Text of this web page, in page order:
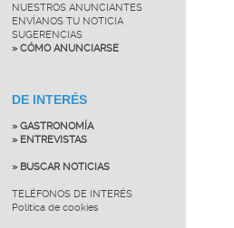
NUESTROS ANUNCIANTES
ENVÍANOS TU NOTICIA
SUGERENCIAS
» CÓMO ANUNCIARSE
DE INTERÉS
» GASTRONOMÍA
» ENTREVISTAS
» BUSCAR NOTICIAS
TELÉFONOS DE INTERÉS
Política de cookies